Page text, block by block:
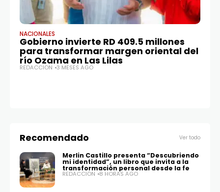
NACIONALES
Gobierno invierte RD 409.5 millones
para transformar margen oriental del
río Ozama en Las Lilas
REDACCIÓN 3 MESES AGO
Recomendado Ver todo
Merlin Castillo presenta “Descubriendo
mi identidad”, un libro que invita a la
transformación personal desde la fe
REDACCIÓN 8 HORAS AGO